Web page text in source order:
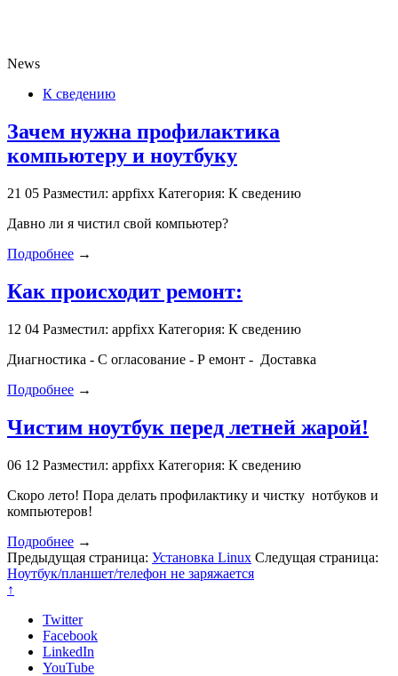
News
К сведению
Зачем нужна профилактика
компьютеру и ноутбуку
21 05 Разместил: appfixx Категория: К сведению
Давно ли я чистил свой компьютер?
Подробнее →
Как происходит ремонт:
12 04 Разместил: appfixx Категория: К сведению
Диагностика - С огласование - Р емонт - Доставка
Подробнее →
Чистим ноутбук перед летней жарой!
06 12 Разместил: appfixx Категория: К сведению
Скоро лето! Пора делать профилактику и чистку нотбуков и
компьютеров!
Подробнее →
Предыдущая страница: Установка Linux Следущая страница:
Ноутбук/планшет/телефон не заряжается
↑
Twitter
Facebook
LinkedIn
YouTube